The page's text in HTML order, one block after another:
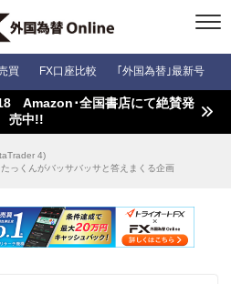
買 FX口座比較 ｢外国為替｣最新号
Amazon･全国書店にて絶賛発
売中!!
4)
っくんがバッサバッサと答えまくる企画